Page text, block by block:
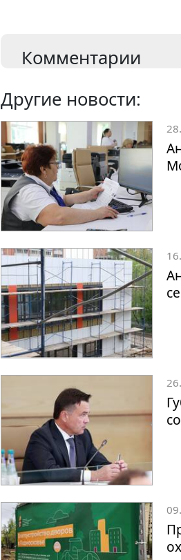
Комментарии
Другие новости: